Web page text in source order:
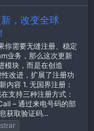
，改变全球
你需要无缝注册、稳定
业务，那么这次更新
模块，而是在创造
改进，扩展了注册功
内容 1. 无国界注册：
支持三种注册方式：
– 通过来电号码的部
获取验证码...